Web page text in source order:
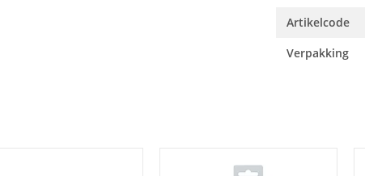
Artikelcode
Verpakking